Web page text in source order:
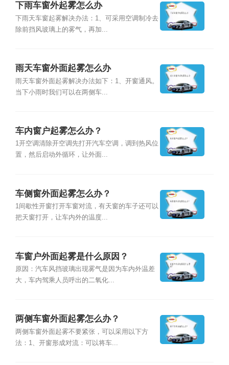
下雨车窗外起雾怎么办
下雨天车窗起雾解决办法：1、可采用空调制冷去
除前挡风玻璃上的雾气，再加...
雨天车窗外面起雾怎么办
雨天车窗外面起雾解决办法如下：1、开窗通风。
当下小雨时我们可以在两侧车...
车内窗户起雾怎么办？
1开空调清除开空调先打开汽车空调，调到热风位
置，然后启动外循环，让外面...
车侧窗外面起雾怎么办？
1间歇性开窗打开车窗对流，有天窗的车子还可以
把天窗打开，让车内外的温度...
车窗户外面起雾是什么原因？
原因：汽车风挡玻璃出现雾气是因为车内外温差
大，车内驾乘人员呼出的二氧化...
两侧车窗外面起雾怎么办？
两侧车窗外面起雾不要紧张，可以采用以下方
法：1、开窗形成对流：可以将车...